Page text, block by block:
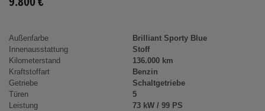
Außenfarbe
Brilliant Sporty Blue
Innenausstattung
Stoff
Kilometerstand
136.000 km
Kraftstoffart
Benzin
Getriebe
Schaltgetriebe
Türen
5
Leistung
73 kW / 99 PS